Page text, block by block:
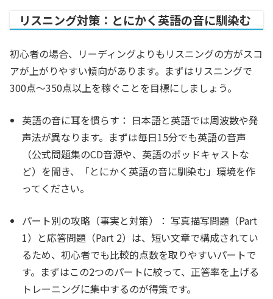
リスニング対策：とにかく英語の音に馴染む
初心者の場合、リーディングよりもリスニングの方がスコ
アが上がりやすい傾向があります。まずはリスニングで
300点〜350点以上を稼ぐことを目標にしましょう。
英語の音に耳を慣らす： 日本語と英語では周波数や発
声法が異なります。まずは毎日15分でも英語の音声
（公式問題集のCD音源や、英語のポッドキャストな
ど）を聞き、「とにかく英語の音に馴染む」環境を作
ってください。
パート別の攻略（事実と対策）： 写真描写問題（Part
1）と応答問題（Part 2）は、短い文章で構成されてい
るため、初心者でも比較的点数を取りやすいパートで
す。まずはこの2つのパートに絞って、正答率を上げる
トレーニングに集中するのが得策です。